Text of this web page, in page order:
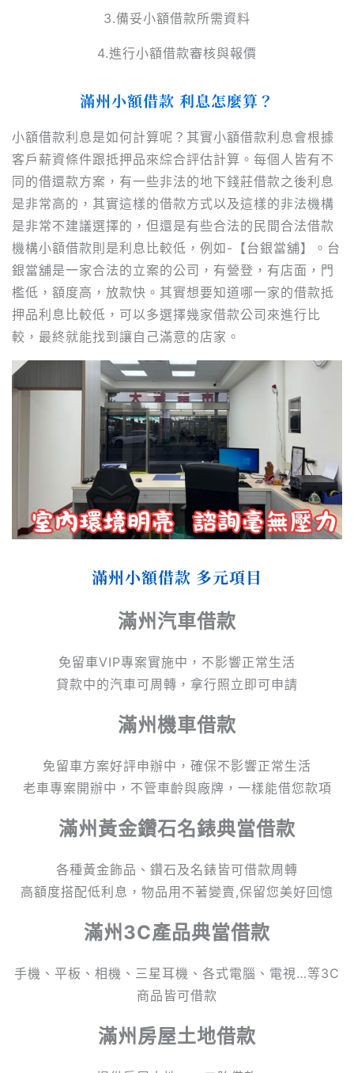
3.備妥小額借款所需資料
4.進行小額借款審核與報價
滿州小額借款 利息怎麼算？
小額借款利息是如何計算呢？其實小額借款利息會根據
客戶薪資條件跟抵押品來綜合評估計算。每個人皆有不
同的借還款方案，有一些非法的地下錢莊借款之後利息
是非常高的，其實這樣的借款方式以及這樣的非法機構
是非常不建議選擇的，但還是有些合法的民間合法借款
機構小額借款則是利息比較低，例如-【台銀當舖】。台
銀當舖是一家合法的立案的公司，有營登，有店面，門
檻低，額度高，放款快。其實想要知道哪一家的借款抵
押品利息比較低，可以多選擇幾家借款公司來進行比
較，最終就能找到讓自己滿意的店家。
滿州小額借款 多元項目
滿州汽車借款
免留車VIP專案實施中，不影響正常生活
貸款中的汽車可周轉，拿行照立即可申請
滿州機車借款
免留車方案好評申辦中，確保不影響正常生活
老車專案開辦中，不管車齡與廠牌，一樣能借您款項
滿州黃金鑽石名錶典當借款
各種黃金飾品、鑽石及名錶皆可借款周轉
高額度搭配低利息，物品用不著變賣,保留您美好回憶
滿州 3C產品典當借款
手機、平板、相機、三星耳機、各式電腦、電視…等3C
商品皆可借款
滿州 房屋土地借款